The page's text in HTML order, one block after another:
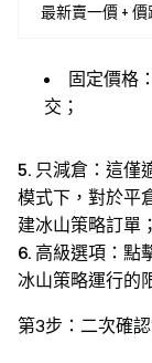
最新賣一價 + 價
固定價格
交；
5. 只減倉：這僅
模式下，對於平
建冰山策略訂單；
6. 高級選項：點
冰山策略運行的
第3步：二次確